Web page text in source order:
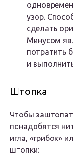
узор.
сделать
Минусом
потратить
и
Штопка
Чтобы
понадобятся
игла, «грибок»
штопки: